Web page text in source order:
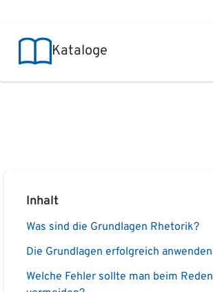
Kataloge
Inhalt
Was sind die Grundlagen Rhetorik?
Die Grundlagen erfolgreich anwenden
Welche Fehler sollte man beim Reden